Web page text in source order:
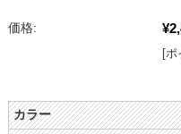
価格:
[ポ
カラー